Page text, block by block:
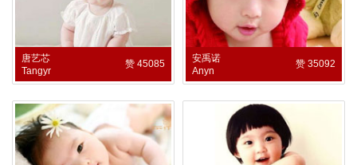
唐艺芯
Tangyr
赞 45085
安禹诺
Anyn
赞 35092